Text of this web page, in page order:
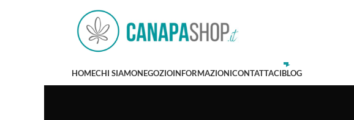
HOMECHI SIAMONEGOZIOINFORMAZIONICONTATTACIBLOG